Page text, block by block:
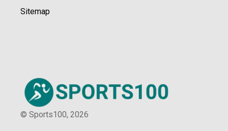
Sitemap
© Sports100, 2026